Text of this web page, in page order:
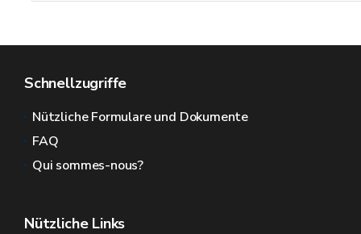
Schnellzugriffe
Nützliche Formulare und Dokumente
FAQ
Qui sommes-nous?
Nützliche Links